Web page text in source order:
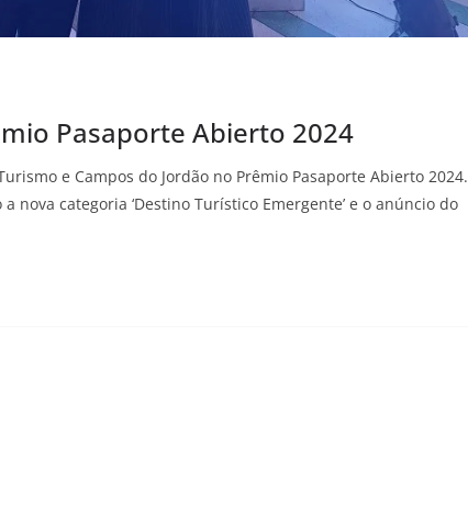
Pasaporte Abierto 2024
e Campos do Jordão no Prêmio Pasaporte Abierto 2024.
nova categoria ‘Destino Turístico Emergente’ e o anúncio do